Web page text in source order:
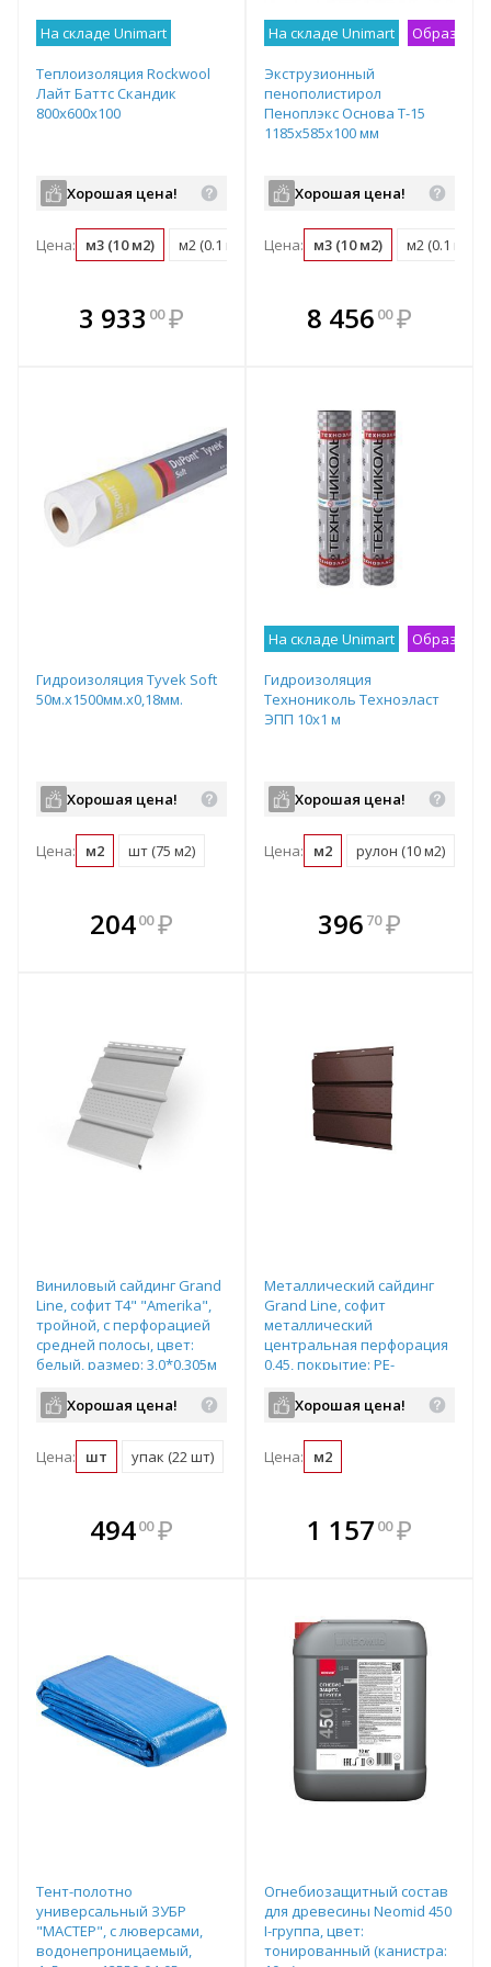
На складе Unimart
Теплоизоляция Rockwool
Лайт Баттс Скандик
800х600х100
Хорошая цена!
Цена: м3 (10 м2) м2 (0.1 м3) упаковка (0.29 м3)
3 933 00 ₽
В комплекте
всегда выгоднее!
На складе Unimart Образец
Экструзионный
пенополистирол
Пеноплэкс Основа Т-15
1185х585х100 мм
Хорошая цена!
Цена: м3 (10 м2) м2 (0.1 м3)
В комплекте
всегда выгоднее!
8 456 00 ₽
Гидроизоляция Tyvek Soft
50м.х1500мм.х0,18мм.
Хорошая цена!
Цена: м2 шт (75 м2)
20400 ₽
В комплекте
всегда выгоднее!
На складе Unimart Образец
Гидроизоляция
Технониколь Техноэласт
ЭПП 10х1 м
Хорошая цена!
Цена: м2 рулон (10 м2)
В комплекте
всегда выгоднее!
396 70 ₽
Виниловый сайдинг Grand
Line, софит T4" "Amerika",
тройной, с перфорацией
средней полосы, цвет:
белый, размер: 3,0*0,305м
Хорошая цена!
Цена: шт упак (22 шт)
49400 ₽
В комплекте
всегда выгоднее!
Металлический сайдинг
Grand Line, софит
металлический
центральная перфорация
0,45, покрытие: PE-
шоколад
Хорошая цена!
Цена: м2
В комплекте
всегда выгоднее!
1 157 00 ₽
Тент-полотно
универсальный ЗУБР
"МАСТЕР", с люверсами,
водонепроницаемый,
Огнебиозащитный состав
для древесины Neomid 450
I-группа, цвет:
тонированный (канистра: